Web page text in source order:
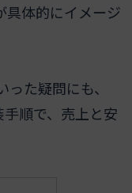
具体的にイメージ
た疑問にも、
順で、売上と安